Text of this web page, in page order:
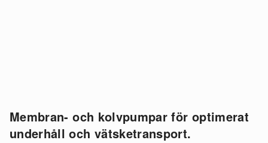
Membran- och kolvpumpar för optimerat
underhåll och vätsketransport.